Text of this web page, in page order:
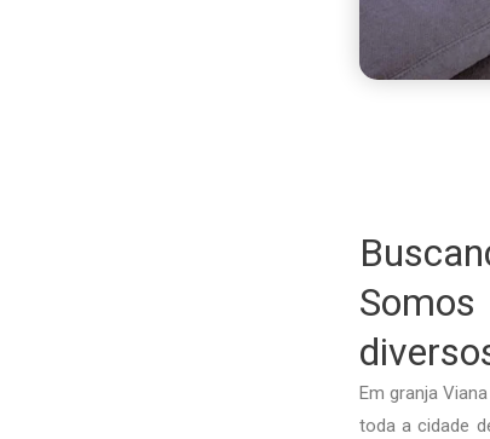
Em granja
toda a cidade